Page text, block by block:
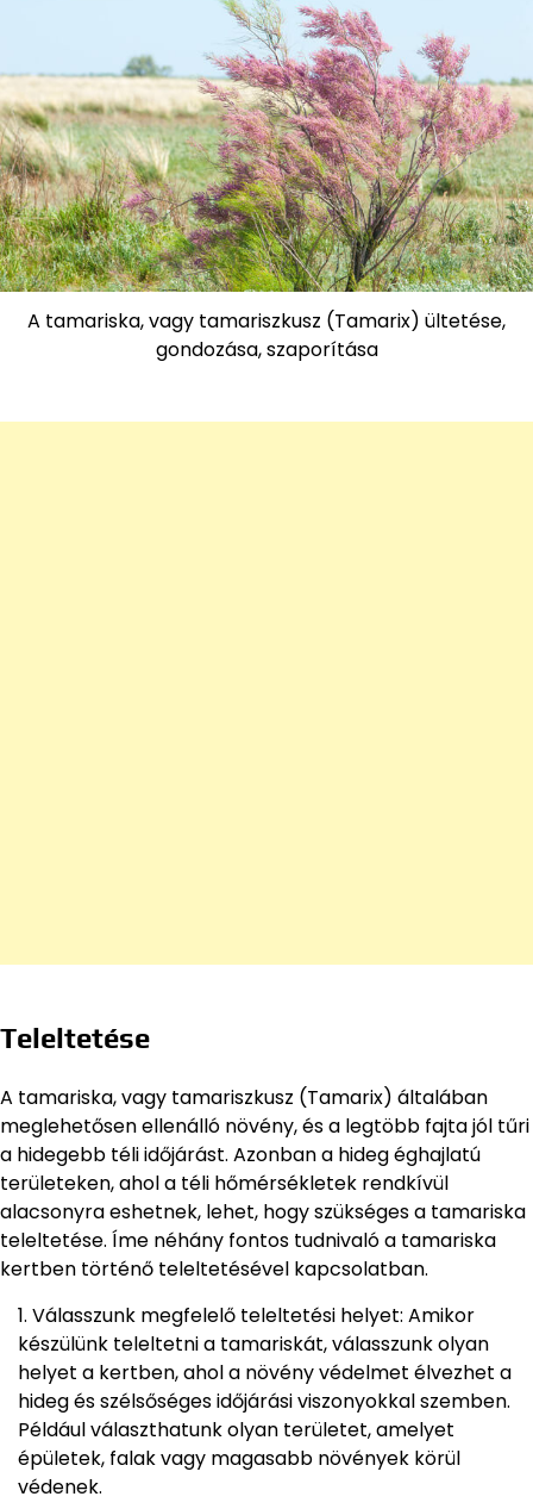
A tamariska, vagy tamariszkusz (Tamarix) ültetése,
gondozása, szaporítása
Teleltetése
A tamariska, vagy tamariszkusz (Tamarix) általában
meglehetősen ellenálló növény, és a legtöbb fajta jól tűri
a hidegebb téli időjárást. Azonban a hideg éghajlatú
területeken, ahol a téli hőmérsékletek rendkívül
alacsonyra eshetnek, lehet, hogy szükséges a tamariska
teleltetése. Íme néhány fontos tudnivaló a tamariska
kertben történő teleltetésével kapcsolatban.
Válasszunk megfelelő teleltetési helyet: Amikor
készülünk teleltetni a tamariskát, válasszunk olyan
helyet a kertben, ahol a növény védelmet élvezhet a
hideg és szélsőséges időjárási viszonyokkal szemben.
Például választhatunk olyan területet, amelyet
épületek, falak vagy magasabb növények körül
védenek.